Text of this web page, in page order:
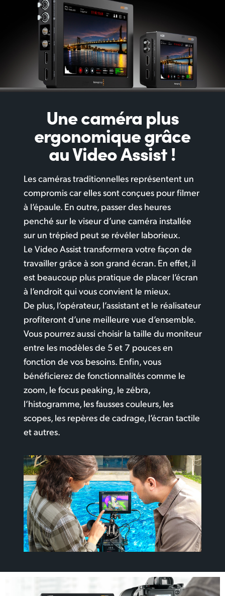
Une caméra plus
ergonomiquegrâce
au Video Assist !
Les caméras traditionnelles représentent un
compromis car elles sont conçues pour filmer
à l’épaule. En outre, passer des heures
penché sur le viseur d’une caméra installée
sur un trépied peut se révéler laborieux.
Le Video Assist transformera votre façon de
travailler grâce à son grand écran. En effet, il
est beaucoup plus pratique de placer l’écran
à l’endroit qui vous convient le mieux.
De plus, l’opérateur, l’assistant et le réalisateur
profiteront d’une meilleure vue d’ensemble.
Vous pourrez aussi choisir la taille du moniteur
entre les modèles de 5 et 7 pouces en
fonction de vos besoins. Enfin, vous
bénéficierez de fonctionnalités comme le
zoom, le focus peaking, le zébra,
l’histogramme, les fausses couleurs, les
scopes, les repères de cadrage, l’écran tactile
et autres.